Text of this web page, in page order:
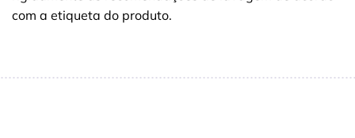
com a etiqueta do produto.